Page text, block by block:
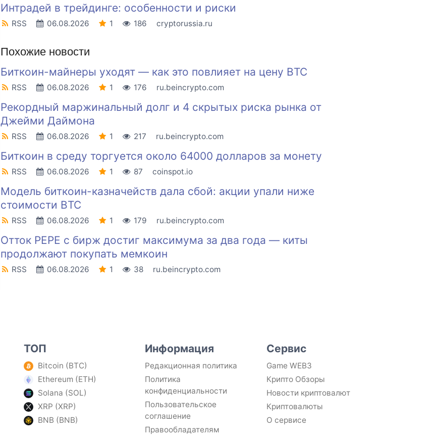
Интрадей в трейдинге: особенности и риски
RSS 06.08.2026 1 186 cryptorussia.ru
Похожие новости
Биткоин-майнеры уходят — как это повлияет на цену BTC
RSS 06.08.2026 1 176 ru.beincrypto.com
Рекордный маржинальный долг и 4 скрытых риска рынка от
Джейми Даймона
RSS 06.08.2026 1 217 ru.beincrypto.com
Биткоин в среду торгуется около 64000 долларов за монету
RSS 06.08.2026 1 87 coinspot.io
Модель биткоин-казначейств дала сбой: акции упали ниже
стоимости BTC
RSS 06.08.2026 1 179 ru.beincrypto.com
Отток PEPE с бирж достиг максимума за два года — киты
продолжают покупать мемкоин
RSS 06.08.2026 1 38 ru.beincrypto.com
ТОП
Bitcoin (BTC)
Ethereum (ETH)
Solana (SOL)
XRP (XRP)
BNB (BNB)
Информация
Редакционная политика
Политика
конфиденциальности
Пользовательское
соглашение
Правообладателям
Сервис
Game WEB3
Крипто Обзоры
Новости криптовалют
Криптовалюты
О сервисе